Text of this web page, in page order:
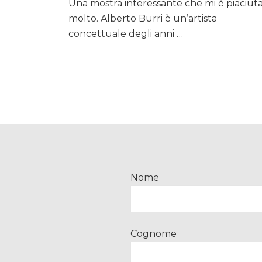
la
materia…
Una mostra interessante che mi è piaciuta
molto. Alberto Burri è un’artista
concettuale degli anni …
Nome
Cognome